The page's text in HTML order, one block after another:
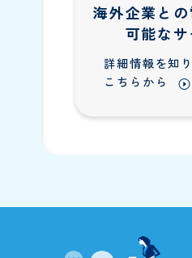
海外企業と
可能な
詳細情報を知
こちらから